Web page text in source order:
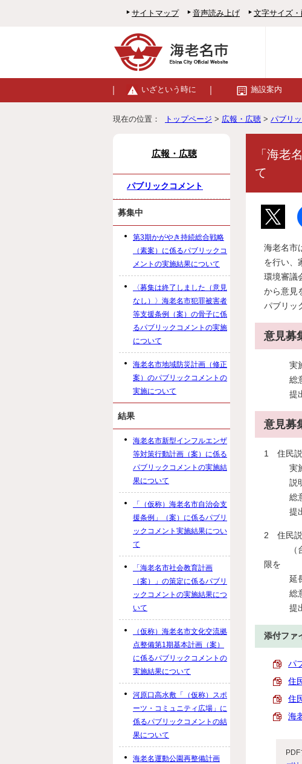
サイトマップ 音声読み上げ 文字サイズ
いざという時に 施設案内
現在の位置： トップページ > 広報・広聴 > パブリ
「海老
て
海老名市
を行い、
環境審議
から意見
パブリッ
意見募
実施期
総意
提出さ
意見募
1 住民説
実施期
説明会
総意
提出さ
2 住民説
（台風
限を
延長し
総意
提出さ
添付ファ
パ
住
住
海
広報・広聴
パブリックコメント
募集中
第3期かがやき持続総合戦略
（素案）に係るパブリックコ
メントの実施結果について
〈募集は終了しました（意見
なし）〉海老名市犯罪被害者
等支援条例（案）の骨子に係
るパブリックコメントの実施
について
海老名市地域防災計画（修正
案）のパブリックコメントの
実施について
結果
海老名市新型インフルエンザ
等対策行動計画（案）に係る
パブリックコメントの実施結
果について
「（仮称）海老名市自治会支
援条例」（案）に係るパブリ
ックコメント実施結果につい
て
「海老名市社会教育計画
（案）」の策定に係るパブリ
ックコメントの実施結果につ
いて
（仮称）海老名市文化交流拠
点整備第1期基本計画（案）
に係るパブリックコメントの
実施結果について
河原口高水敷「（仮称）スポ
ーツ・コミュニティ広場」に
係るパブリックコメントの結
果について
海老名運動公園再整備計画